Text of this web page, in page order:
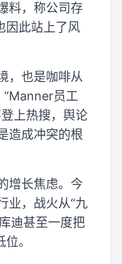
料，称公司存
因此站上了风
，也是咖啡从
“Manner员工
上热搜，舆论
造成冲突的根
增长焦虑。今
业，战火从“九
迪甚至一度把
。